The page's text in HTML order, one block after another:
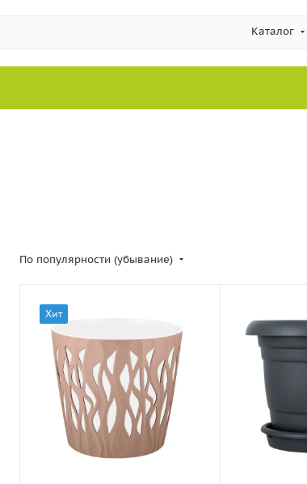
Каталог
По популярности (убывание)
Хит